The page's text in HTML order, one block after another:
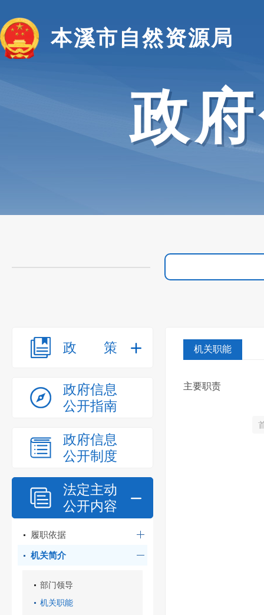
本溪市自然资源局
政
政策
政府信息
公开指南
政府信息
公开制度
法定主动
公开内容
履职依据
机关简介
部门领导
机关职能
机关职能
主要职责